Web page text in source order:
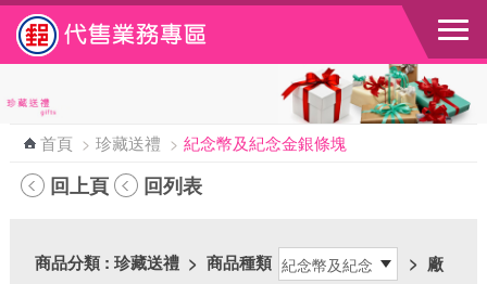
跳到主要內容區塊
首頁 > 珍藏送禮 > 紀念幣及紀念金銀條塊
回上頁 回列表
商品分類: 珍藏送禮 > 商品種類 > 廠